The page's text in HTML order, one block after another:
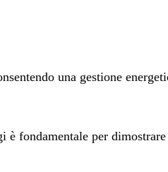
una gestione
fondamentale per